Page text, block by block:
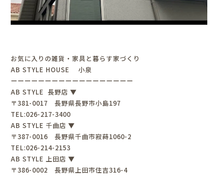
お気に入りの雑貨・家具と暮らす家づくり
AB STYLE HOUSE 小泉
ーーーーーーーーーーーーーーーーーー
AB STYLE 長野店 ▼
〒381-0017 長野県長野市小島197
TEL:026-217-3400
AB STYLE 千曲店 ▼
〒387-0016 長野県千曲市寂蒔1060-2
TEL:026-214-2153
AB STYLE 上田店 ▼
〒386-0002 長野県上田市住吉316-4